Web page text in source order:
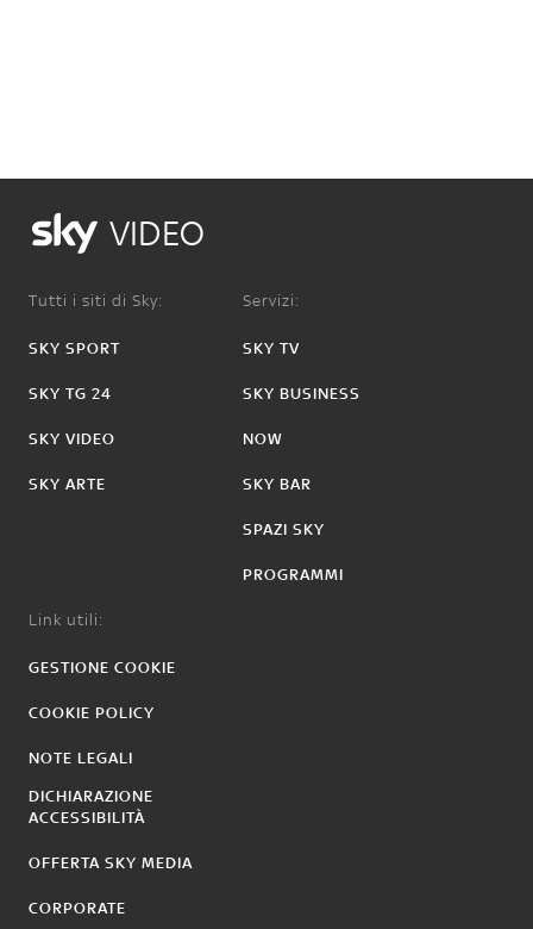
VIDEO
Tutti i siti di Sky:
SKY SPORT
SKY TG 24
SKY VIDEO
SKY ARTE
Servizi:
SKY TV
SKY BUSINESS
NOW
SKY BAR
SPAZI SKY
PROGRAMMI
Link utili:
GESTIONE COOKIE
COOKIE POLICY
NOTE LEGALI
DICHIARAZIONE
ACCESSIBILITÀ
OFFERTA SKY MEDIA
CORPORATE